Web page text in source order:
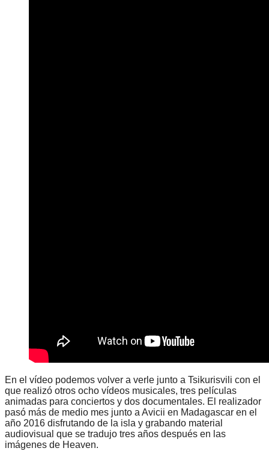
En el vídeo podemos volver a verle junto a Tsikurisvili con el
que realizó otros ocho vídeos musicales, tres películas
animadas para conciertos y dos documentales. El realizador
pasó más de medio mes junto a Avicii en Madagascar en el
año 2016 disfrutando de la isla y grabando material
audiovisual que se tradujo tres años después en las
imágenes de Heaven.